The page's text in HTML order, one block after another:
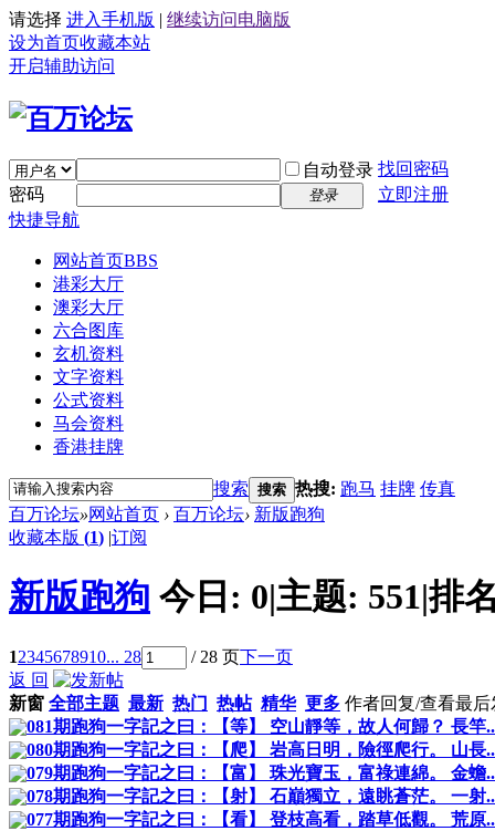
请选择 进入手机版 | 继续访问电脑版
设为首页收藏本站
开启辅助访问
自动登录 找回密码
密码
登录
立即注册
快捷导航
网站首页BBS
港彩大厅
澳彩大厅
六合图库
玄机资料
文字资料
公式资料
马会资料
香港挂牌
搜索 搜索 热搜: 跑马 挂牌 传真
百万论坛»网站首页 › 百万论坛› 新版跑狗
收藏本版 (1) |订阅
新版跑狗 今日: 0|主题: 551|排
12345678910... 28 / 28 页下一页
返 回
新窗 全部主题 最新 热门 热帖 精华 更多 作者回复/查看最后
081期跑狗一字記之曰：【等】 空山靜等，故人何歸？ 長竿
080期跑狗一字記之曰：【爬】 岩高日明，險徑爬行。 山長
079期跑狗一字記之曰：【富】 珠光寶玉，富祿連綿。 金蟾
078期跑狗一字記之曰：【射】 石巔獨立，遠眺蒼茫。 一射
077期跑狗一字記之曰：【看】 登枝高看，踏草低觀。 荒原